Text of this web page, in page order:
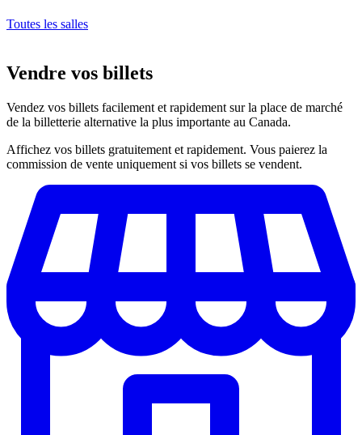
Toutes les salles
Vendre vos billets
Vendez vos billets facilement et rapidement sur la place de marché
de la billetterie alternative la plus importante au Canada.
Affichez vos billets gratuitement et rapidement. Vous paierez la
commission de vente uniquement si vos billets se vendent.